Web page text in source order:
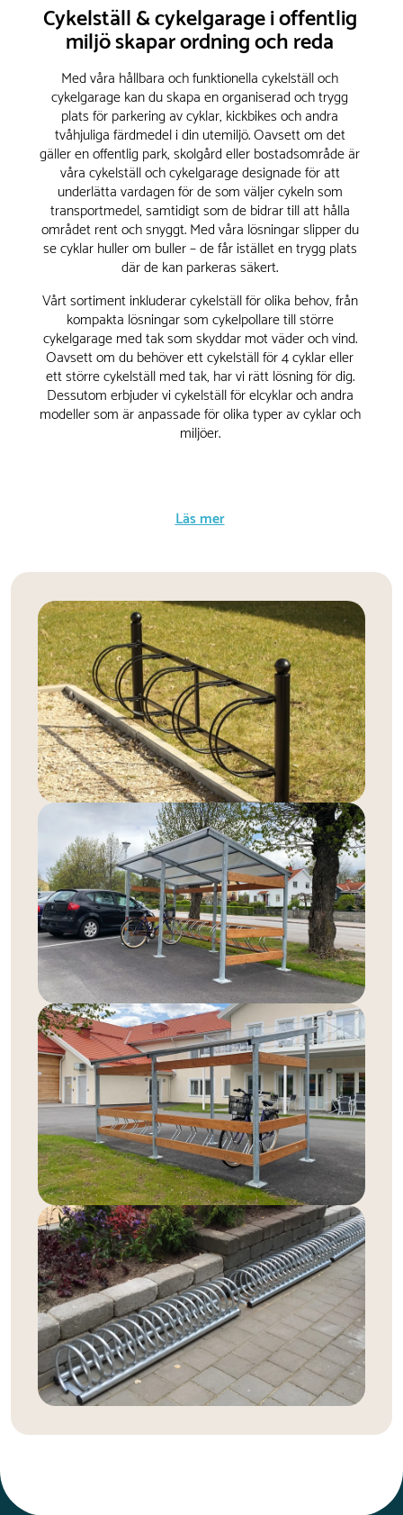
Cykelställ & cykelgarage i offentlig
miljö skapar ordning och reda
Med våra hållbara och funktionella cykelställ och
cykelgarage kan du skapa en organiserad och trygg
plats för parkering av cyklar, kickbikes och andra
tvåhjuliga färdmedel i din utemiljö. Oavsett om det
gäller en offentlig park, skolgård eller bostadsområde är
våra cykelställ och cykelgarage designade för att
underlätta vardagen för de som väljer cykeln som
transportmedel, samtidigt som de bidrar till att hålla
området rent och snyggt. Med våra lösningar slipper du
se cyklar huller om buller – de får istället en trygg plats
där de kan parkeras säkert.
Vårt sortiment inkluderar cykelställ för olika behov, från
kompakta lösningar som cykelpollare till större
cykelgarage med tak som skyddar mot väder och vind.
Oavsett om du behöver ett cykelställ för 4 cyklar eller
ett större cykelställ med tak, har vi rätt lösning för dig.
Dessutom erbjuder vi cykelställ för elcyklar och andra
modeller som är anpassade för olika typer av cyklar och
miljöer.
Läs mer
Vi förstår att olika miljöer kräver olika typer av cykelställ,
och därför erbjuder vi ett brett utbud av modeller för att
möta dina specifika behov. Behöver du ett
väggmonterat cykelställ eller ett cykelställ för 3 cyklar
för ett begränsat utrymme? Eller kanske ett större
cykelställ för 6 cyklar som kan stå fritt i en offentlig
miljö? Vi har lösningar för allt från mindre
bostadsområden till stora offentliga parkeringsplatser.
Våra cykelpollare är perfekta för platser där det finns
begränsat med utrymme men där man ändå vill erbjuda
en säker och organiserad parkering för cyklar. De kan
enkelt placeras längs trottoarer eller i mindre parker,
och de ger en kompakt och platsbesparande lösning för
cykelparkering. För den som vill ha extra trygghet
erbjuder vi även cykelställ med ramlås, som ger extra
säkerhet genom att möjliggöra fastlåsning av både ram
och hjul.
Cykelställ med tak och
väggmontering
Vill du ha ett cykelställ med tak som skyddar cyklarna
från regn och sol? Vi har flera modeller som passar
både små och stora utemiljöer. Med ett cykelställ med
tak kan du säkerställa att cyklarna står skyddade året
runt, vilket ger extra trygghet för cykelägarna och ökar
livslängden på deras cyklar. Våra taklösningar är
hållbara och stilrena, vilket gör att de smälter in i de
flesta utemiljöer samtidigt som de erbjuder praktiskt
skydd.
För den som har begränsat med utrymme finns även
väggmonterade cykelställ, som är perfekta för
innergårdar eller parkeringshus där markytan behöver
utnyttjas effektivt. Ett cykelställ på vägg är en
platsbesparande lösning som ger möjlighet till enkel
parkering utan att ta upp onödig plats på marken.
Design och funktion i fokus
Vi erbjuder inte bara funktionella lösningar för
cykelparkering, utan även stilrena och hållbara
produkter som är anpassade för offentlig miljö. Våra
cykelställ i trä ger en naturlig och estetiskt tilltalande